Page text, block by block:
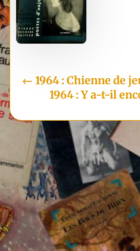
← 1964 : Chienne de
1964 : Y a-t-il